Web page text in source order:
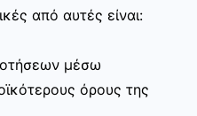
από αυτές είναι:
μέσω
όρους της